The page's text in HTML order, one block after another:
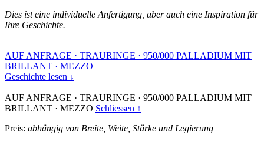
Dies ist eine individuelle Anfertigung, aber auch eine Inspiration für
Ihre Geschichte.
AUF ANFRAGE · TRAURINGE · 950/000 PALLADIUM MIT
BRILLANT · MEZZO
Geschichte lesen ↓
AUF ANFRAGE · TRAURINGE · 950/000 PALLADIUM MIT
BRILLANT · MEZZO Schliessen ↑
Preis: abhängig von Breite, Weite, Stärke und Legierung